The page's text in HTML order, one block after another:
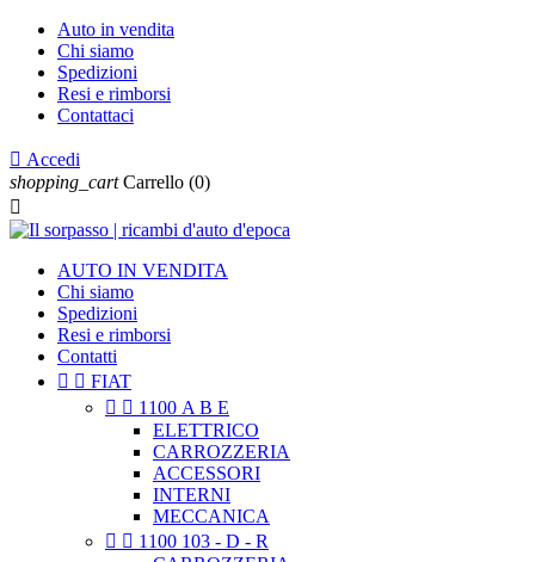
Auto in vendita
Chi siamo
Spedizioni
Resi e rimborsi
Contattaci
 Accedi
shopping_cart Carrello (0)

AUTO IN VENDITA
Chi siamo
Spedizioni
Resi e rimborsi
Contatti
  FIAT
  1100 A B E
ELETTRICO
CARROZZERIA
ACCESSORI
INTERNI
MECCANICA
  1100 103 - D - R